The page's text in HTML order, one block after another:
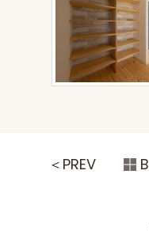
＜ PREV